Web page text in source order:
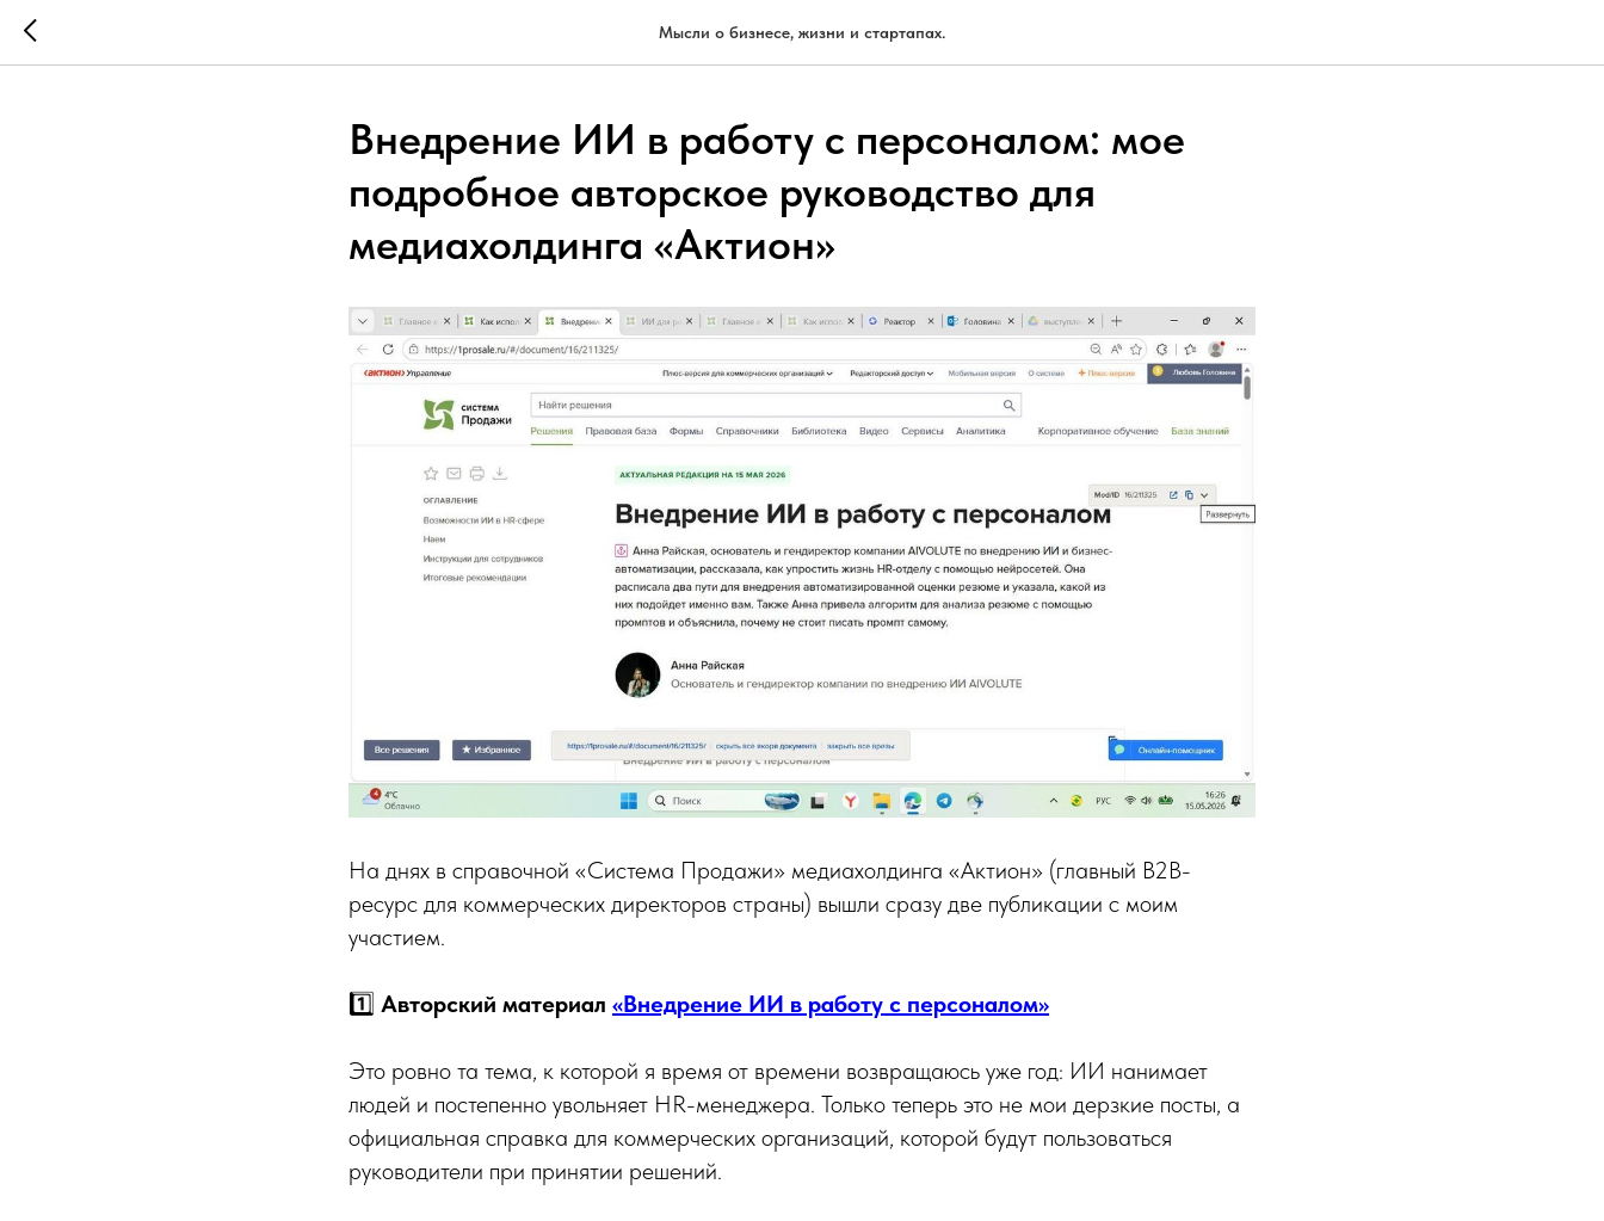
Мысли о бизнесе, жизни и стартапах.
Внедрение ИИ в работу с персоналом: мое
подробное авторское руководство для
медиахолдинга «Актион»
На днях в справочной «Система Продажи» медиахолдинга «Актион» (главный B2B-
ресурс для коммерческих директоров страны) вышли сразу две публикации с моим
участием.
1️⃣ Авторский материал «Внедрение ИИ в работу с персоналом»
Это ровно та тема, к которой я время от времени возвращаюсь уже год: ИИ нанимает
людей и постепенно увольняет HR-менеджера. Только теперь это не мои дерзкие посты, а
официальная справка для коммерческих организаций, которой будут пользоваться
руководители при принятии решений.